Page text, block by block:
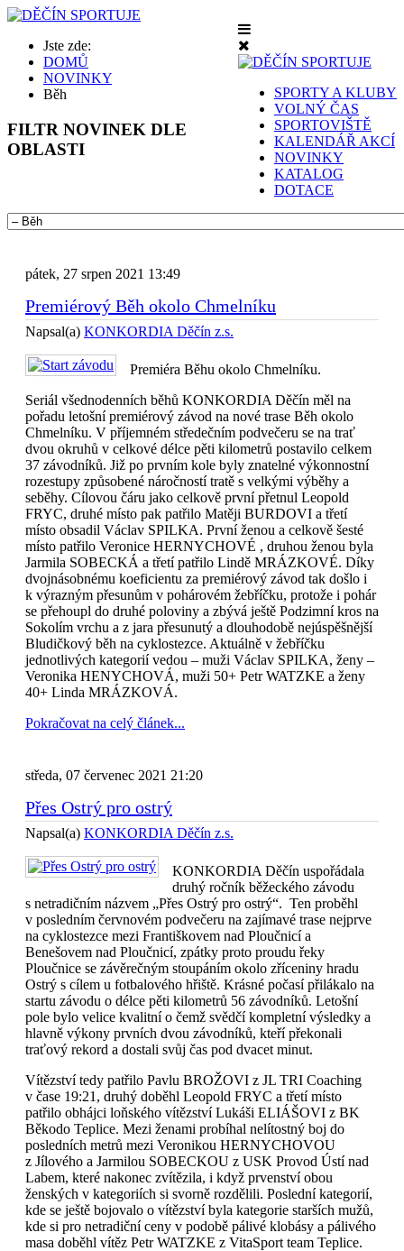
SPORTY A KLUBY
VOLNÝ ČAS
SPORTOVIŠTĚ
KALENDÁŘ AKCÍ
NOVINKY
KATALOG
DOTACE
Jste zde:
DOMŮ
NOVINKY
Běh
FILTR NOVINEK DLE
OBLASTI
pátek, 27 srpen 2021 13:49
Premiérový Běh okolo Chmelníku
Napsal(a) KONKORDIA Děčín z.s.
Premiéra Běhu okolo Chmelníku.
Seriál všednodenních běhů KONKORDIA Děčín měl na
pořadu letošní premiérový závod na nové trase Běh okolo
Chmelníku. V příjemném středečním podvečeru se na trať
dvou okruhů v celkové délce pěti kilometrů postavilo celkem
37 závodníků. Již po prvním kole byly znatelné výkonnostní
rozestupy způsobené náročností tratě s velkými výběhy a
seběhy. Cílovou čáru jako celkově první přetnul Leopold
FRYC, druhé místo pak patřilo Matěji BURDOVI a třetí
místo obsadil Václav SPILKA. První ženou a celkově šesté
místo patřilo Veronice HERNYCHOVÉ , druhou ženou byla
Jarmila SOBECKÁ a třetí patřilo Lindě MRÁZKOVÉ. Díky
dvojnásobnému koeficientu za premiérový závod tak došlo i
k výrazným přesunům v pohárovém žebříčku, protože i pohár
se přehoupl do druhé poloviny a zbývá ještě Podzimní kros na
Sokolím vrchu a z jara přesunutý a dlouhodobě nejúspěšnější
Bludičkový běh na cyklostezce. Aktuálně v žebříčku
jednotlivých kategorií vedou – muži Václav SPILKA, ženy –
Veronika HENYCHOVÁ, muži 50+ Petr WATZKE a ženy
40+ Linda MRÁZKOVÁ.
Pokračovat na celý článek...
středa, 07 červenec 2021 21:20
Přes Ostrý pro ostrý
Napsal(a) KONKORDIA Děčín z.s.
KONKORDIA Děčín uspořádala
druhý ročník běžeckého závodu
s netradičním názvem „Přes Ostrý pro ostrý“. Ten proběhl
v posledním červnovém podvečeru na zajímavé trase nejprve
na cyklostezce mezi Františkovem nad Ploučnicí a
Benešovem nad Ploučnicí, zpátky proto proudu řeky
Ploučnice se závěrečným stoupáním okolo zříceniny hradu
Ostrý s cílem u fotbalového hřiště. Krásné počasí přilákalo na
startu závodu o délce pěti kilometrů 56 závodníků. Letošní
pole bylo velice kvalitní o čemž svědčí kompletní výsledky a
hlavně výkony prvních dvou závodníků, kteří překonali
traťový rekord a dostali svůj čas pod dvacet minut.
Vítězství tedy patřilo Pavlu BROŽOVI z JL TRI Coaching
v čase 19:21, druhý doběhl Leopold FRYC a třetí místo
patřilo obhájci loňského vítězství Lukáši ELIÁŠOVI z BK
Běkodo Teplice. Mezi ženami probíhal nelítostný boj do
posledních metrů mezi Veronikou HERNYCHOVOU
z Jílového a Jarmilou SOBECKOU z USK Provod Ústí nad
Labem, které nakonec zvítězila, i když prvenství obou
ženských v kategoriích si svorně rozdělili. Poslední kategorií,
kde se ještě bojovalo o vítězství byla kategorie starších mužů,
kde si pro netradiční ceny v podobě pálivé klobásy a pálivého
masa doběhl vítěz Petr WATZKE z VitaSport team Teplice.